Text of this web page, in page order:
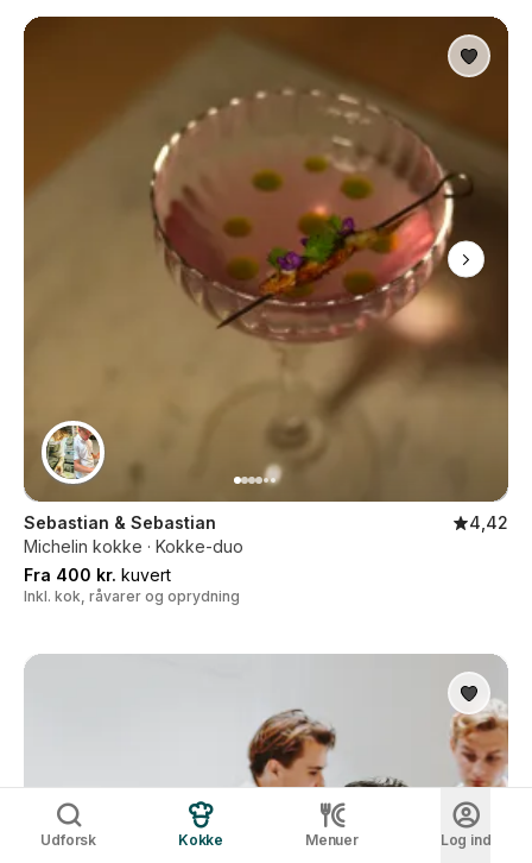
Sebastian & Sebastian
4,42
Michelin kokke · Kokke-duo
Fra 400 kr. kuvert
Inkl. kok, råvarer og oprydning
Udforsk Kokke Menuer Log ind